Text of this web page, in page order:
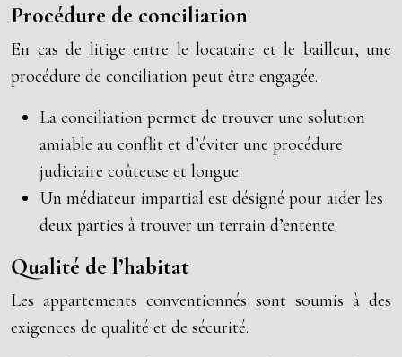
Procédure de conciliation
En cas de litige entre le locataire et le bailleur, une
procédure de conciliation peut être engagée.
La conciliation permet de trouver une solution
amiable au conflit et d’éviter une procédure
judiciaire coûteuse et longue.
Un médiateur impartial est désigné pour aider les
deux parties à trouver un terrain d’entente.
Qualité de l’habitat
Les appartements conventionnés sont soumis à des
exigences de qualité et de sécurité.